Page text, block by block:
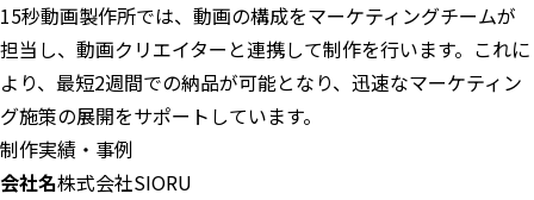
15秒動画製作所では、動画の構成をマーケティングチームが
担当し、動画クリエイターと連携して制作を行います。これに
より、最短2週間での納品が可能となり、迅速なマーケティン
グ施策の展開をサポートしています。
制作実績・事例
会社名株式会社SIORU